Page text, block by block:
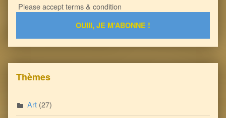
Please accept terms & condition
Thèmes
Art (27)